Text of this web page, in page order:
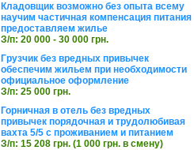
Кладовщик возможно без опыта всему
научим частичная компенсация питания
предоставляем жилье
З/п: 20 000 - 30 000 грн.
Грузчик без вредных привычек
обеспечим жильем при необходимости
официальное оформление
З/п: 25 000 грн.
Горничная в отель без вредных
привычек порядочная и трудолюбивая
вахта 5/5 с проживанием и питанием
З/п: 15 208 грн. (1 000 грн. в смену)